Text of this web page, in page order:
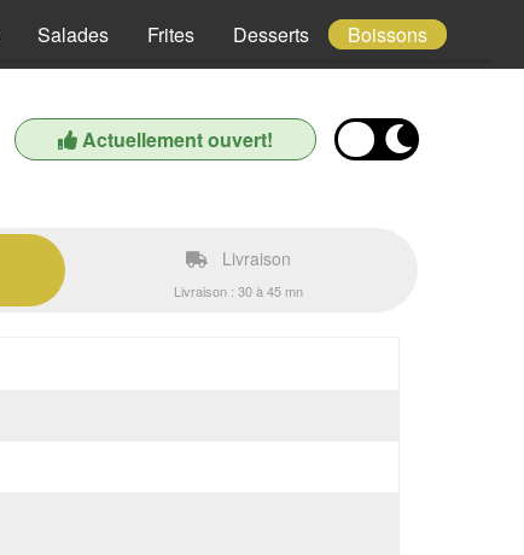
Salades Frites Desserts Boissons
Actuellement ouvert!
Livraison
Livraison : 30 à 45 mn